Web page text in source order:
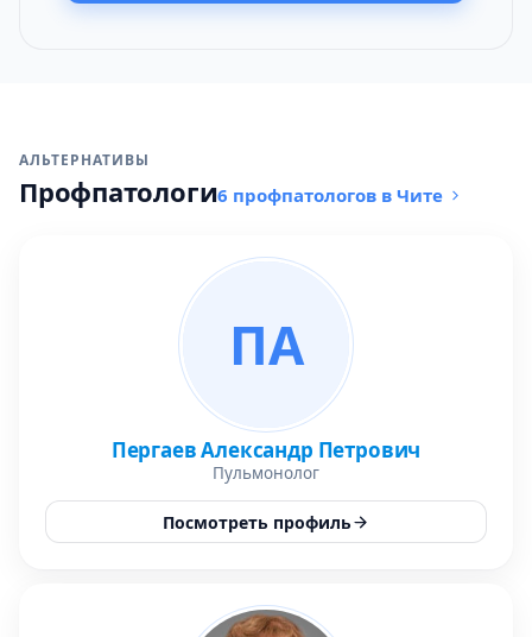
АЛЬТЕРНАТИВЫ
Профпатологи6 профпатологов в Чите
ПА
Пергаев Александр Петрович
Пульмонолог
Посмотреть профиль